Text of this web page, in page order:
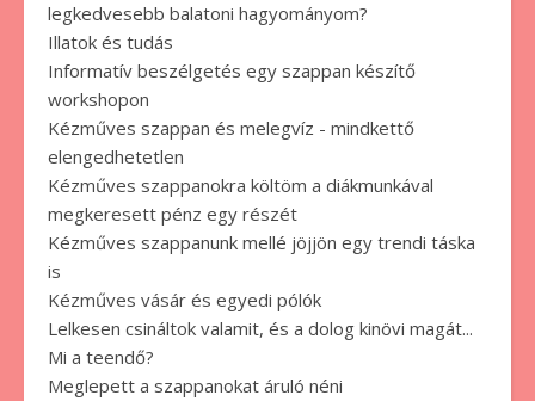
legkedvesebb balatoni hagyományom?
Illatok és tudás
Informatív beszélgetés egy szappan készítő
workshopon
Kézműves szappan és melegvíz - mindkettő
elengedhetetlen
Kézműves szappanokra költöm a diákmunkával
megkeresett pénz egy részét
Kézműves szappanunk mellé jöjjön egy trendi táska
is
Kézműves vásár és egyedi pólók
Lelkesen csináltok valamit, és a dolog kinövi magát...
Mi a teendő?
Meglepett a szappanokat áruló néni